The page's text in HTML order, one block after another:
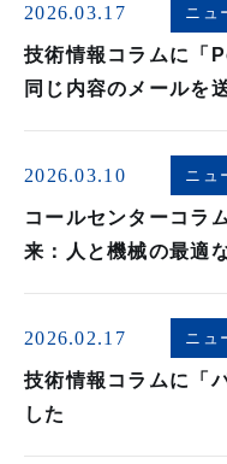
2026.03.17 ニュ
技術情報コラムに「
同じ内容のメールを
2026.03.10 ニュ
コールセンターコラ
来：人と機械の最適
2026.02.17 ニュ
技術情報コラムに「
した